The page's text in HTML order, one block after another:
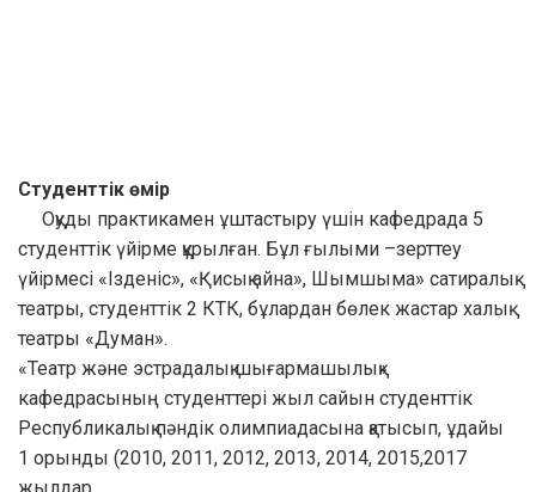
Студенттік өмір
Оқуды практикамен ұштастыру үшін кафедрада 5
студенттік үйірме құрылған. Бұл ғылыми –зерттеу
үйірмесі «Ізденіс», «Қисық айна», Шымшыма» сатиралық
театры, студенттік 2 КТК, бұлардан бөлек жастар халық
театры «Думан».
«Театр және эстрадалық шығармашылық»
кафедрасының студенттері жыл сайын студенттік
Республикалық пәндік олимпиадасына қатысып, ұдайы
1 орынды (2010, 2011, 2012, 2013, 2014, 2015,2017